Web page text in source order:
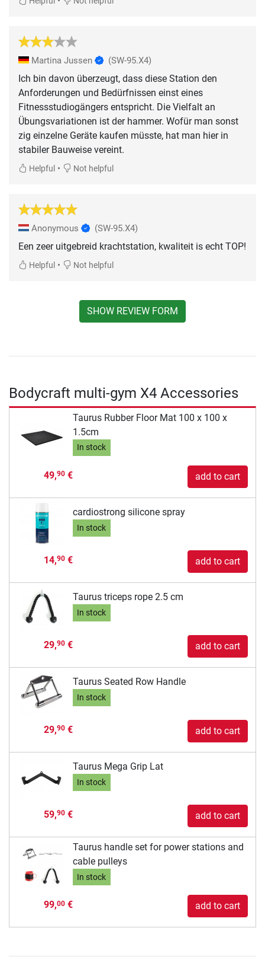
Martina Jussen (SW-95.X4)
Ich bin davon überzeugt, dass diese Station den
Anforderungen und Bedürfnissen einst eines
Fitnessstudiogängers entspricht. Die Vielfalt an
Übungsvariationen ist der hammer. Wofür man sonst
zig einzelne Geräte kaufen müsste, hat man hier in
stabiler Bauweise vereint.
Helpful • Not helpful
Anonymous (SW-95.X4)
Een zeer uitgebreid krachtstation, kwaliteit is echt TOP!
Helpful • Not helpful
SHOW REVIEW FORM
Bodycraft multi-gym X4 Accessories
Taurus Rubber Floor Mat 100 x 100 x
1.5cm
In stock
49,90€ add to cart
cardiostrong silicone spray
In stock
14,90€ add to cart
Taurus triceps rope 2.5 cm
In stock
29,90€ add to cart
Taurus Seated Row Handle
In stock
29,90€ add to cart
Taurus Mega Grip Lat
In stock
59,90€ add to cart
Taurus handle set for power stations and
cable pulleys
In stock
99,00€ add to cart